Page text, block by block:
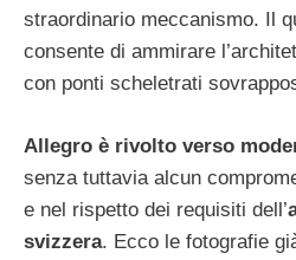
straordinario meccanismo. Il
consente di ammirare
con ponti scheletrati
Allegro è rivolto verso
senza tuttavia alcun
e nel rispetto dei requisiti dell’
svizzera. Ecco le fotografie